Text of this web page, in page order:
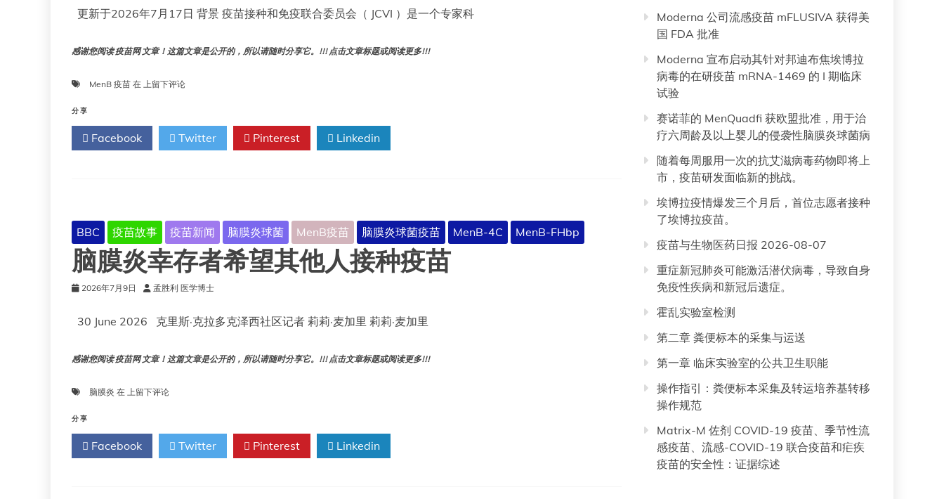
但
现
就
做
准
更新于2026年7月17日 背景 疫苗接种和免疫联合委员会（ JCVI ）是一个专家科
感谢您阅读 疫苗网 文章！这篇文章是公开的，所以请随时分享它。!!! 点击文章标题或阅读更多!!!
MenB 疫苗 在 JCVI
为
大
轻
成
人
接
B
脑
球
疫
声
上留下评论
分享
Facebook Twitter Pinterest Linkedin
BBC 疫苗故事 疫苗新闻 脑膜炎球菌 MenB疫苗 脑膜炎球菌疫苗 MenB-4C MenB-FHbp
脑膜炎幸存者希望其他人接种疫苗
2026年7月9日 孟胜利 医学博士
30 June 2026 克里斯·克拉多克泽西社区记者 莉莉·麦加里 莉莉·麦加里
感谢您阅读 疫苗网 文章！这篇文章是公开的，所以请随时分享它。!!! 点击文章标题或阅读更多!!!
脑膜炎 在 脑
幸
存
者
上留下评论
分享
Facebook Twitter Pinterest Linkedin
Moderna 公司流感疫苗 mFLUSIVA 获得美
国 FDA 批准
Moderna 宣布启动其针对邦迪布焦埃博拉
病毒的在研疫苗 mRNA-1469 的 I 期临床
试验
赛诺菲的 MenQuadfi 获欧盟批准，用于治
疗六周龄及以上婴儿的侵袭性脑膜炎球菌病
随着每周服用一次的抗艾滋病毒药物即将上
市，疫苗研发面临新的挑战。
埃博拉疫情爆发三个月后，首位志愿者接种
了埃博拉疫苗。
疫苗与生物医药日报 2026-08-07
重症新冠肺炎可能激活潜伏病毒，导致自身
免疫性疾病和新冠后遗症。
霍乱实验室检测
第二章 粪便标本的采集与运送
第一章 临床实验室的公共卫生职能
操作指引：粪便标本采集及转运培养基转移
操作规范
Matrix-M 佐剂 COVID-19 疫苗、季节性流
感疫苗、流感-COVID-19 联合疫苗和疟疾
疫苗的安全性：证据综述